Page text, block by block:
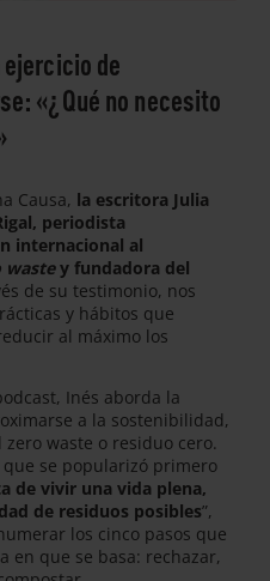
de
«¿Qué no necesito
Causa, la escritora Julia
periodista
internacional al
wastey fundadora del
de su testimonio, nos
y hábitos que
al máximo los
Inés aborda la
a la sostenibilidad,
waste o residuo cero.
se popularizó primero
de vivir una vida plena,
de residuos posibles”,
los cinco pasos que
que se basa: rechazar,